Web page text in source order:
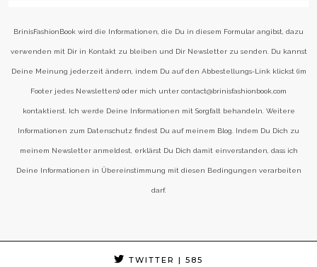
BrinisFashionBook wird die Informationen, die Du in diesem Formular angibst, dazu
verwenden mit Dir in Kontakt zu bleiben und Dir Newsletter zu senden. Du kannst
Deine Meinung jederzeit ändern, indem Du auf den Abbestellungs-Link klickst (im
Footer jedes Newsletters) oder mich unter contact@brinisfashionbook.com
kontaktierst. Ich werde Deine Informationen mit Sorgfalt behandeln. Weitere
Informationen zum Datenschutz findest Du auf meinem Blog. Indem Du Dich zu
meinem Newsletter anmeldest, erklärst Du Dich damit einverstanden, dass ich
Deine Informationen in Übereinstimmung mit diesen Bedingungen verarbeiten
darf.
TWITTER | 585